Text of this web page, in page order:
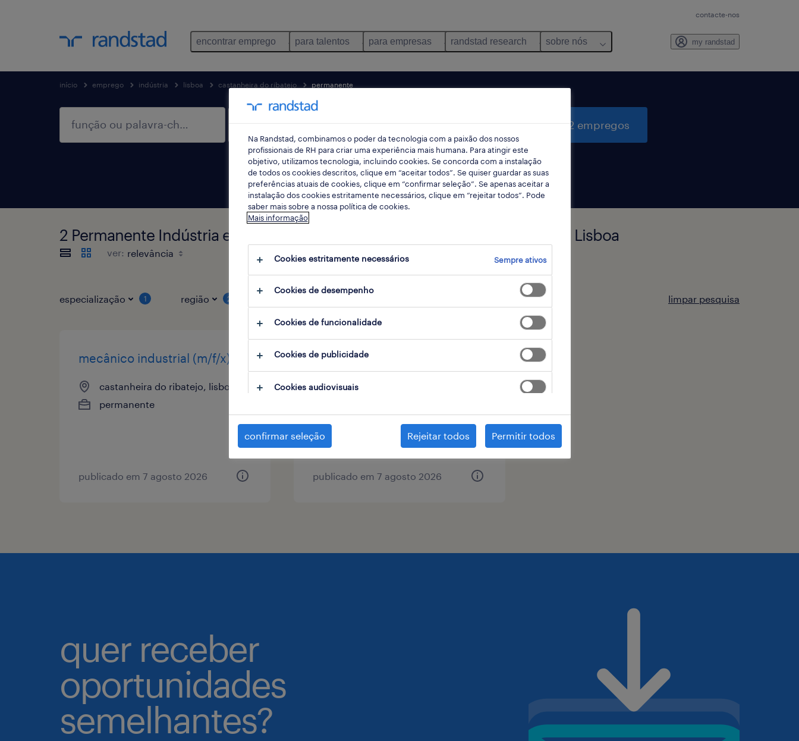
contacte-nos
encontrar emprego para talentos para empresas randstad research sobre nós my randstad
início emprego indústria lisboa castanheira do ribatejo permanente
pesquisar 2 empregos
2 Permanente Indústria empregos disponíveis em Castanheira do Ribatejo, Lisboa
ver:
especialização 1 região 2 limpar pesquisa
mecânico industrial (m/f/x)
castanheira do ribatejo, lisboa
permanente
publicado em 7 agosto 2026
técnico de manutenção
elétrica (m/f/x)
publicado em 7 agosto 2026
quer receber
oportunidades
semelhantes?
Na Randstad, combinamos o poder da tecnologia com a paixão dos nossos
profissionais de RH para criar uma experiência mais humana. Para atingir este
objetivo, utilizamos tecnologia, incluindo cookies. Se concorda com a instalação
de todos os cookies descritos, clique em “aceitar todos”. Se quiser guardar as suas
preferências atuais de cookies, clique em “confirmar seleção”. Se apenas aceitar a
instalação dos cookies estritamente necessários, clique em “rejeitar todos”. Pode
saber mais sobre a nossa política de cookies.
Mais informação
Cookies estritamente necessários Sempre ativos
Cookies de desempenho
Cookies de funcionalidade
Cookies de publicidade
Cookies audiovisuais
confirmar seleção Rejeitar todos Permitir todos